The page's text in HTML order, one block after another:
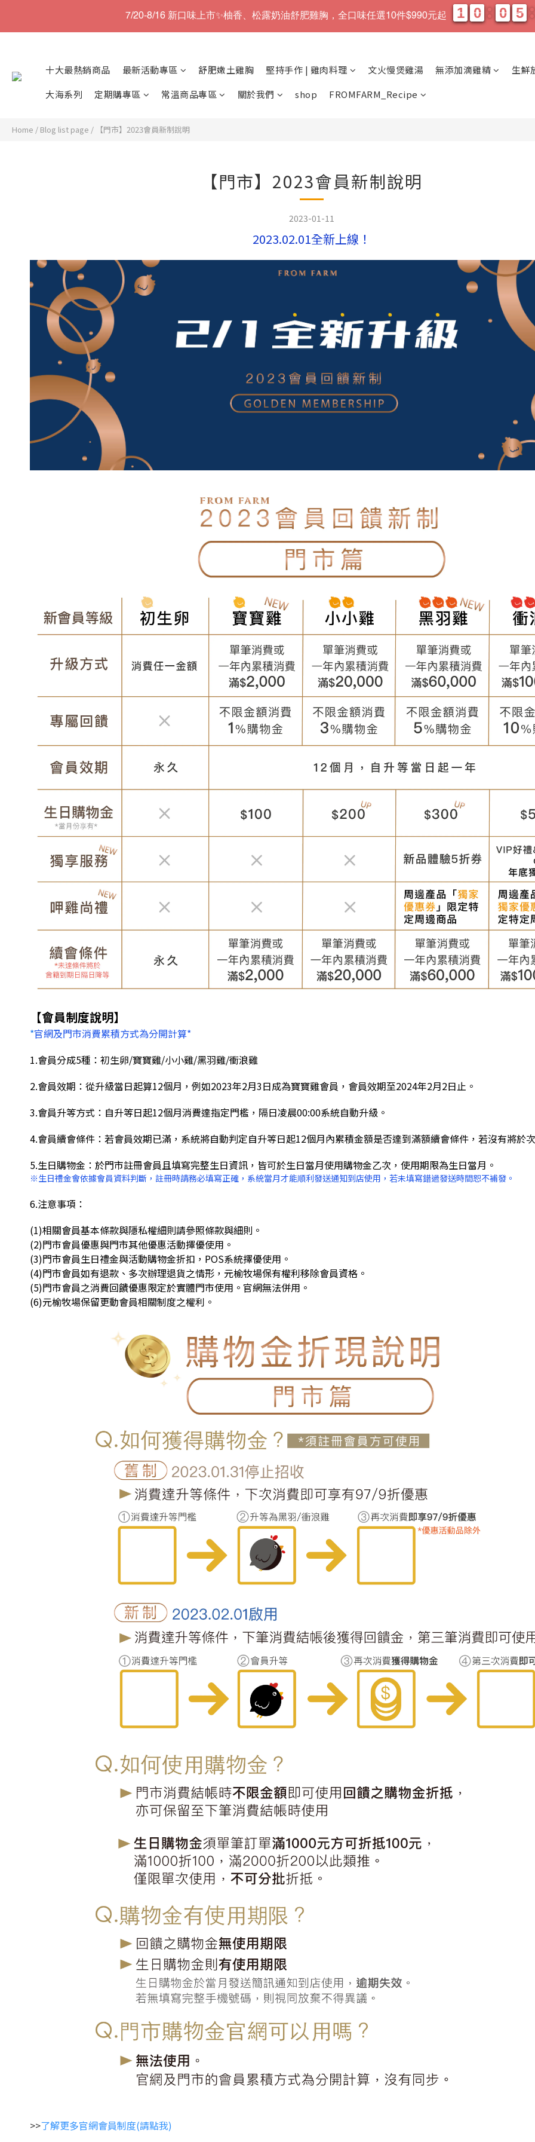
十大最熱銷商品 最新活動專區 舒肥嫩土雞胸 堅持手作 | 雞肉料理 文火慢煲雞湯 無添加滴雞精
生鮮
大海系列
定期購專區 常溫商品專區 關於我們 shop FROMFARM_Recipe
Home / Blog list page / 【門市】2023會員新制說明
【門市】2023會員新制說明
2023-01-11
2023.02.01全新上線！
【會員制度說明】
*官網及門市消費累積方式為分開計算*
1.會員分成5種：初生卵/寶寶雞/小小雞/黑羽雞/衝浪雞
2.會員效期：從升級當日起算12個月，例如2023年2月3日成為寶寶雞會員，會員效期至2024年2月2日止。
3.會員升等方式：自升等日起12個月消費達指定門檻，隔日凌晨00:00系統自動升級。
4.會員續會條件：若會員效期已滿，系統將自動判定自升等日起12個月內累積金額是否達到滿額續會條件，若沒有將於
5.生日購物金：於門市註冊會員且填寫完整生日資訊，皆可於生日當月使用購物金乙次，使用期限為生日當月。
※生日禮金會依據會員資料判斷，註冊時請務必填寫正確，系統當月才能順利發送通知到店使用，若未填寫錯過發送時間恕不補發。
6.注意事項：
(1)相關會員基本條款與隱私權細則請參照條款與細則。
(2)門市會員優惠與門市其他優惠活動擇優使用。
(3)門市會員生日禮金與活動購物金折扣，POS系統擇優使用。
(4)門市會員如有退款、多次辦理退貨之情形，元榆牧場保有權利移除會員資格。
(5)門市會員之消費回饋優惠限定於實體門市使用。官網無法併用。
(6)元榆牧場保留更動會員相關制度之權利。
>>了解更多官網會員制度(請點我)
7/20-8/16 新口味上市✨柚香、松露奶油舒肥雞胸，全口味任選10件$990元起 1
1
1
1 0
0
0
0 0
0
0
0 5
5
5
5